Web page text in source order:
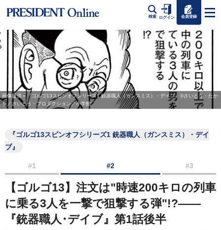
検索 ログイン 会員登録
画像提供＝『ゴルゴ13スピンオフシリーズ1 銃器職人（ガンスミス）・デイブ』©さいとう・たか
を／さいとう・プロダクション／小学館
『ゴルゴ13スピンオフシリーズ1 銃器職人（ガンスミス）・デイ
ブ』
#1 #2 #3
【ゴルゴ13】注文は"時速200キロの列車
に乗る3人を一撃で狙撃する弾"!?――
『銃器職人･デイブ』第1話後半